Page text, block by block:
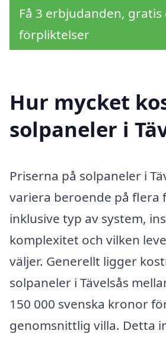
Få 3 erbjudanden,
förpliktelser
Hur mycket
solpaneler i
Priserna på solpaneler i
variera beroende på flera
inklusive typ av system,
komplexitet och vilken
väljer. Generellt ligger
solpaneler i Tävelsås
150 000 svenska kronor
genomsnittlig villa. Detta